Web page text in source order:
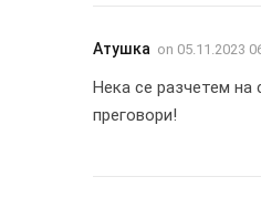
Атушка on 05.11.2023
Нека се разчетем на
преговори!